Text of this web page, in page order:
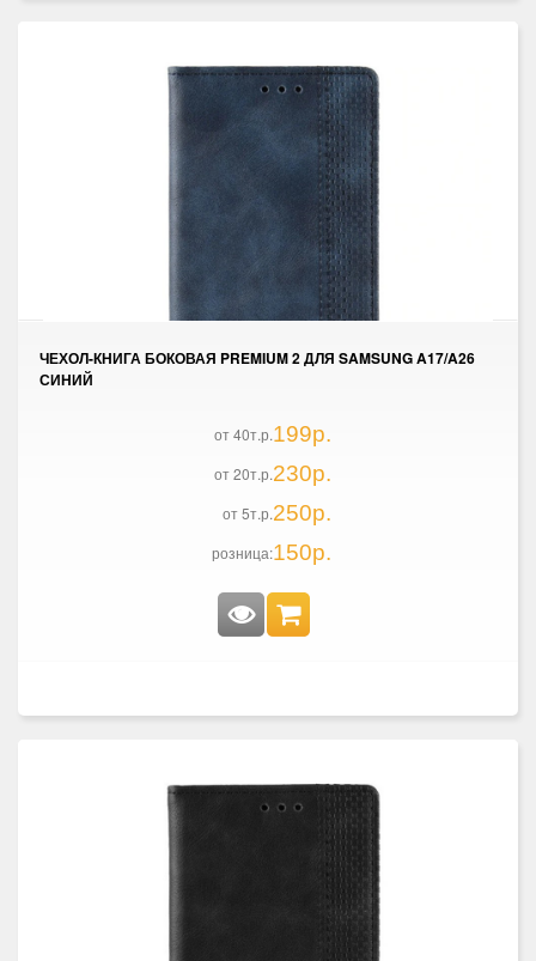
ЧЕХОЛ-КНИГА БОКОВАЯ PREMIUM 2 ДЛЯ SAMSUNG A17/A26
СИНИЙ
от 40т.р.199р.
от 20т.р.230р.
от 5т.р.250р.
розница:150р.